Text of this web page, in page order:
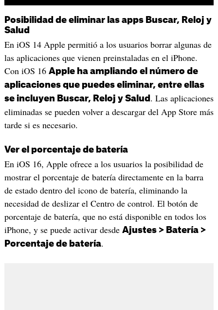
Posibilidad de eliminar las apps Buscar, Reloj y
Salud
En iOS 14 Apple permitió a los usuarios borrar algunas de
las aplicaciones que vienen preinstaladas en el iPhone.
Con iOS 16 Apple ha ampliando el número de
aplicaciones que puedes eliminar, entre ellas
se incluyen Buscar, Reloj y Salud . Las aplicaciones
eliminadas se pueden volver a descargar del App Store más
tarde si es necesario.
Ver el porcentaje de batería
En iOS 16, Apple ofrece a los usuarios la posibilidad de
mostrar el porcentaje de batería directamente en la barra
de estado dentro del icono de batería, eliminando la
necesidad de deslizar el Centro de control. El botón de
porcentaje de batería, que no está disponible en todos los
iPhone, y se puede activar desde Ajustes > Batería >
Porcentaje de batería.